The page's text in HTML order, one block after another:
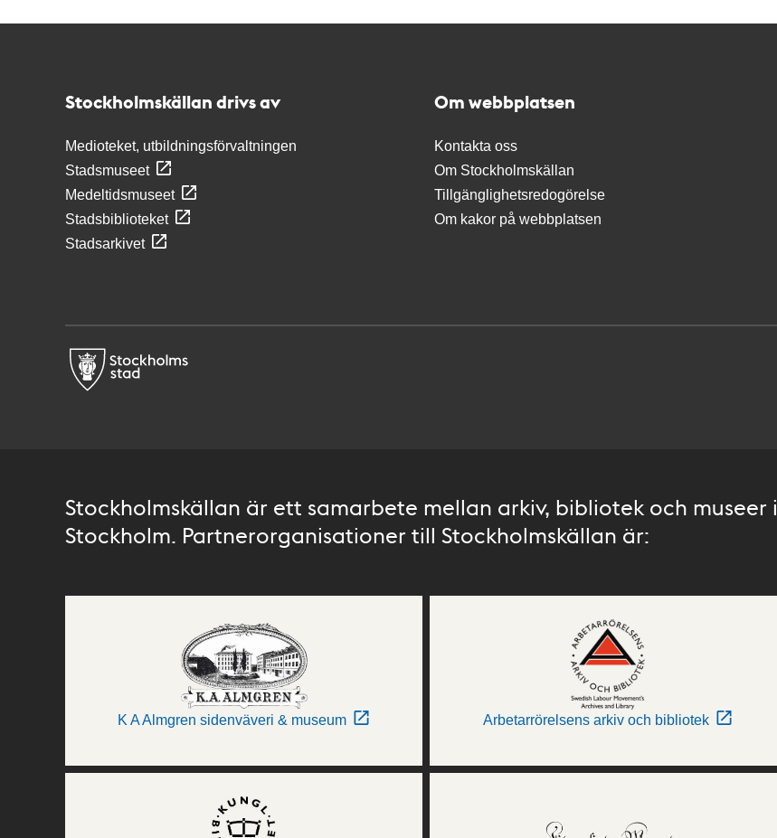
Stockholmskällan drivs av
Medioteket, utbildningsförvaltningen
Stadsmuseet
Medeltidsmuseet
Stadsbiblioteket
Stadsarkivet
Om webbplatsen
Kontakta oss
Om Stockholmskällan
Tillgänglighetsredogörelse
Om kakor på webbplatsen
Stockholmskällan är ett samarbete mellan arkiv, bibliotek och museer i
Stockholm. Partnerorganisationer till Stockholmskällan är:
K A Almgren sidenväveri & museum Arbetarrörelsens arkiv och bibliotek